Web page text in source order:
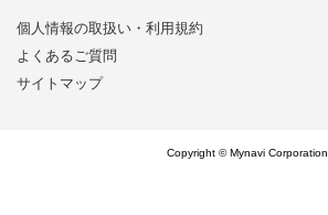
個人情報の取扱い・利用規約
よくあるご質問
サイトマップ
Copyright © Mynavi Corporation